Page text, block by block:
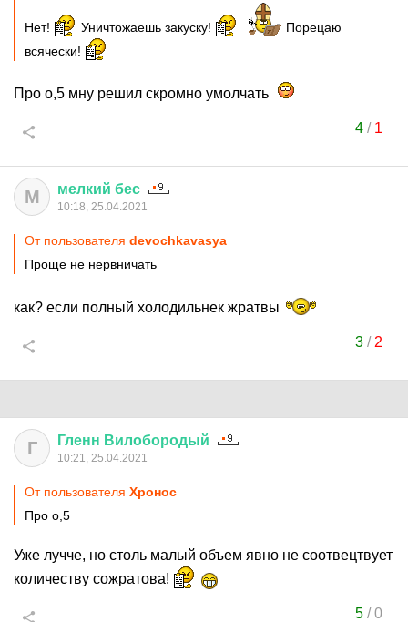
Нет! Уничтожаешь закуску!
Порецаю
всячески!
Про о,5 мну решил скромно умолчать
4/ 1
М мелкий бес
10:18, 25.04.2021
От пользователя devochkavasya
Проще не нервничать
как? если полный холодильнек жратвы
3/ 2
Г Гленн Вилобородый
10:21, 25.04.2021
От пользователя Хронос
Про о,5
Уже лучче, но столь малый объем явно не соотвецтвует
количеству сожратова!
5/0